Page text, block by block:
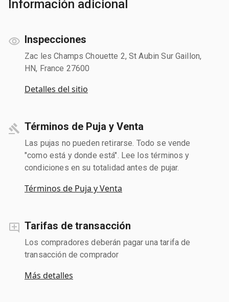
Información adicional
Inspecciones
Zac les Champs Chouette 2, St Aubin Sur Gaillon,
HN, France 27600
Detalles del sitio
Términos de Puja y Venta
Las pujas no pueden retirarse. Todo se vende
"como está y donde está". Lee los términos y
condiciones en su totalidad antes de pujar.
Términos de Puja y Venta
Tarifas de transacción
Los compradores deberán pagar una tarifa de
transacción de comprador
Más detalles